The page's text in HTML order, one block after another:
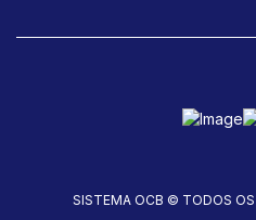
SISTEMA OCB © TODOS OS